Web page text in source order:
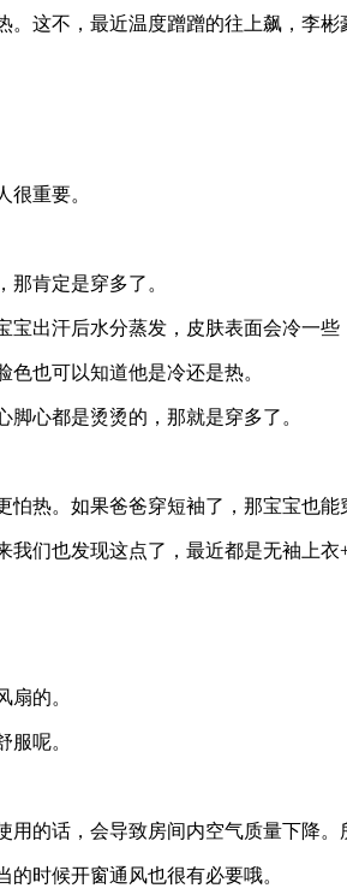
这不，最近温度蹭蹭的往上飙，李
重要。
肯定是穿多了。
出汗后水分蒸发，皮肤表面会冷一些
也可以知道他是冷还是热。
心都是烫烫的，那就是穿多了。
热。如果爸爸穿短袖了，那宝宝也能
们也发现这点了，最近都是无袖上
的。
呢。
的话，会导致房间内空气质量下降。
时候开窗通风也很有必要哦。